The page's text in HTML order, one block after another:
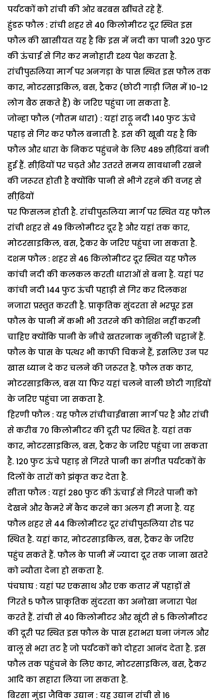
पर्यटकों को रांची की ओर बरबस खींचते रहे हैं.
हुंडरू फौल : रांची शहर से 40 किलोमीटर दूर स्थित इस
फौल की खासीयत यह है कि इस में नदी का पानी 320 फुट
की ऊंचाई से गिर कर मनोहारी दृश्य पेश करता है.
रांचीपुरुलिया मार्ग पर अनगड़ा के पास स्थित इस फौल तक
कार, मोटरसाइकिल, बस, ट्रैकर (छोटी गाड़ी जिस में 10-12
लोग बैठ सकते हैं) के जरिए पहुंचा जा सकता है.
जोन्हा फौल (गौतम धारा) : यहां राढ़ू नदी 140 फुट ऊंचे
पहाड़ से गिर कर फौल बनाती है. इस की खूबी यह है कि
फौल और धारा के निकट पहुंचने के लिए 489 सीढि़यां बनी
हुई हैं. सीढि़यों पर चढ़ते और उतरते समय सावधानी रखने
की जरूरत होती है क्योंकि पानी से भीगे रहने की वजह से
सीढि़यों
पर फिसलन होती है. रांचीपुरुलिया मार्ग पर स्थित यह फौल
रांची शहर से 49 किलोमीटर दूर है और यहां तक कार,
मोटरसाइकिल, बस, ट्रैकर के जरिए पहुंचा जा सकता है.
दशम फौल : शहर से 46 किलोमीटर दूर स्थित यह फौल
कांची नदी की कलकल करती धाराओं से बना है. यहां पर
कांची नदी 144 फुट ऊंची पहाड़ी से गिर कर दिलकश
नजारा प्रस्तुत करती है. प्राकृतिक सुंदरता से भरपूर इस
फौल के पानी में कभी भी उतरने की कोशिश नहीं करनी
चाहिए क्योंकि पानी के नीचे खतरनाक नुकीली चट्टानें हैं.
फौल के पास के पत्थर भी काफी चिकने हैं, इसलिए उन पर
खास ध्यान दे कर चलने की जरूरत है. फौल तक कार,
मोटरसाइकिल, बस या फिर यहां चलने वाली छोटी गाडि़यों
के जरिए पहुंचा जा सकता है.
हिरणी फौल : यह फौल रांचीचाईबासा मार्ग पर है और रांची
से करीब 70 किलोमीटर की दूरी पर स्थित है. यहां तक
कार, मोटरसाइकिल, बस, ट्रैकर के जरिए पहुंचा जा सकता
है. 120 फुट ऊंचे पहाड़ से गिरते पानी का संगीत पर्यटकों के
दिलों के तारों को झंकृत कर देता है.
सीता फौल : यहां 280 फुट की ऊंचाई से गिरते पानी को
देखने और कैमरे में कैद करने का अलग ही मजा है. यह
फौल शहर से 44 किलोमीटर दूर रांचीपुरुलिया रोड पर
स्थित है. यहां कार, मोटरसाइकिल, बस, ट्रैकर के जरिए
पहुंच सकते हैं. फौल के पानी में ज्यादा दूर तक जाना खतरे
को न्यौता देना हो सकता है.
पंचघाघ : यहां पर एकसाथ और एक कतार में पहाड़ों से
गिरते 5 फौल प्राकृतिक सुंदरता का अनोखा नजारा पेश
करते हैं. रांची से 40 किलोमीटर और खूंटी से 5 किलोमीटर
की दूरी पर स्थित इस फौल के पास हराभरा घना जंगल और
बालू से भरा तट है जो पर्यटकों को दोहरा आनंद देता है. इस
फौल तक पहुंचने के लिए कार, मोटरसाइकिल, बस, ट्रैकर
आदि का सहारा लिया जा सकता है.
बिरसा मुंडा जैविक उद्यान : यह उद्यान रांची से 16